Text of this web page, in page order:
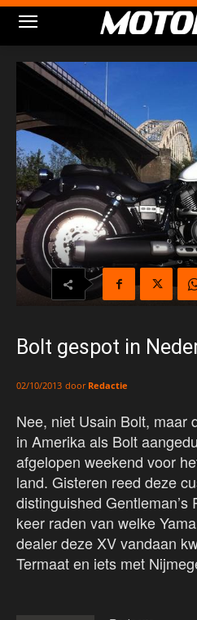
Bolt gespot in
02/10/2013 door Redactie
Nee, niet Usain Bolt, maar
in Amerika als Bolt
afgelopen weekend voor
land. Gisteren reed deze
distinguished
keer raden van welke
dealer deze XV vandaan
Termaat en iets met